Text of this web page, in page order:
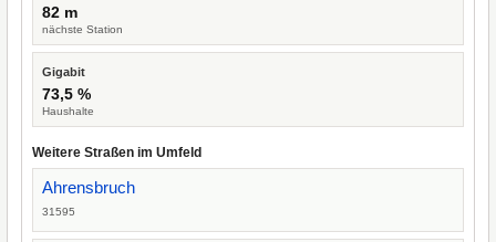
82 m
nächste Station
Gigabit
73,5 %
Haushalte
Weitere Straßen im Umfeld
Ahrensbruch
31595